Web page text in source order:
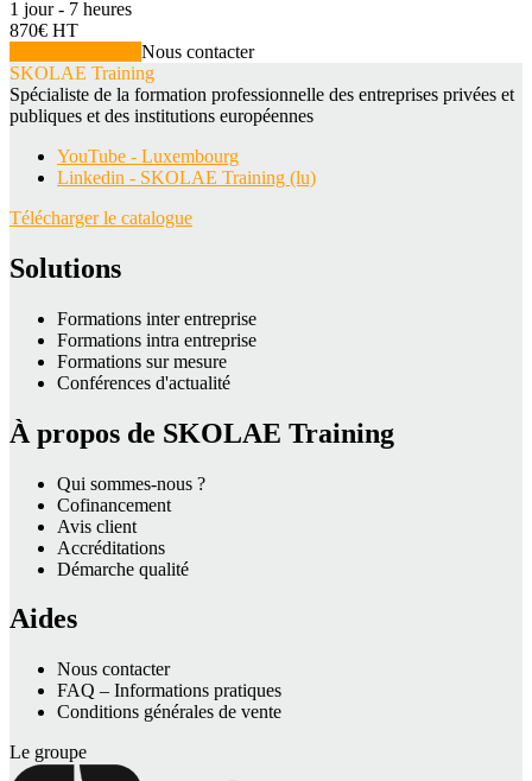
1 jour - 7 heures
870€ HT
Nous contacter
SKOLAE Training
Spécialiste de la formation professionnelle des entreprises privées et
publiques et des institutions européennes
YouTube - Luxembourg
Linkedin - SKOLAE Training (lu)
Télécharger le catalogue
Solutions
Formations inter entreprise
Formations intra entreprise
Formations sur mesure
Conférences d'actualité
À propos de SKOLAE Training
Qui sommes-nous ?
Cofinancement
Avis client
Accréditations
Démarche qualité
Aides
Nous contacter
FAQ – Informations pratiques
Conditions générales de vente
Le groupe